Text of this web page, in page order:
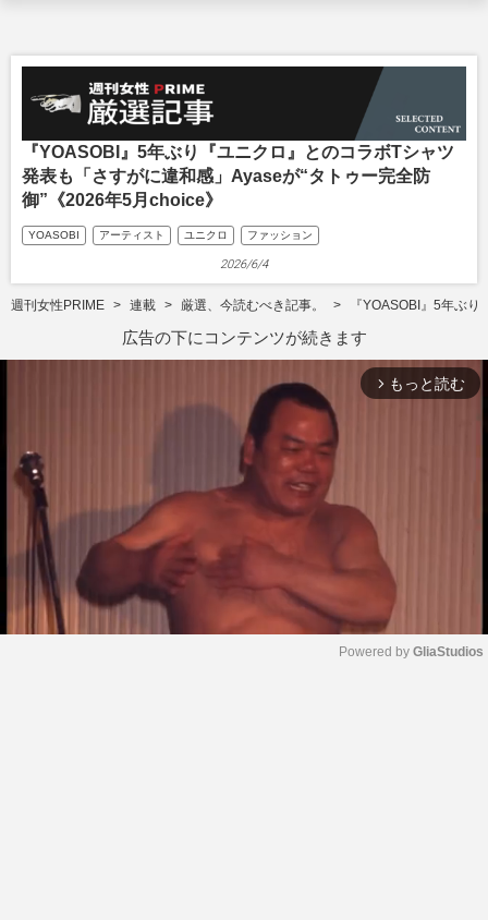
『YOASOBI』5年ぶり『ユニクロ』とのコラボTシャツ
発表も「さすがに違和感」Ayaseが“タトゥー完全防
御”《2026年5月choice》
YOASOBI アーティスト ユニクロ ファッション
2026/6/4
週刊女性PRIME 連載 厳選、今読むべき記事。 『YOASOBI』5年ぶ
広告の下にコンテンツが続きます
arrow_forward_ios もっと読む
Powered by GliaStudios